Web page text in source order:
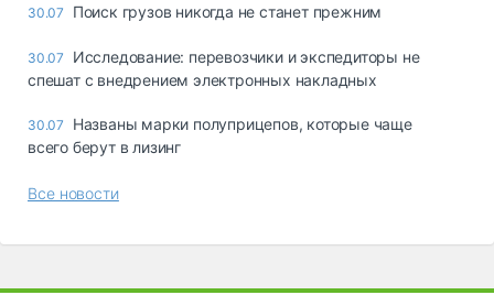
30.07 Поиск грузов никогда не станет прежним
30.07
Исследование: перевозчики и экспедиторы не
спешат с внедрением электронных накладных
30.07
Названы марки полуприцепов, которые чаще
всего берут в лизинг
Все новости